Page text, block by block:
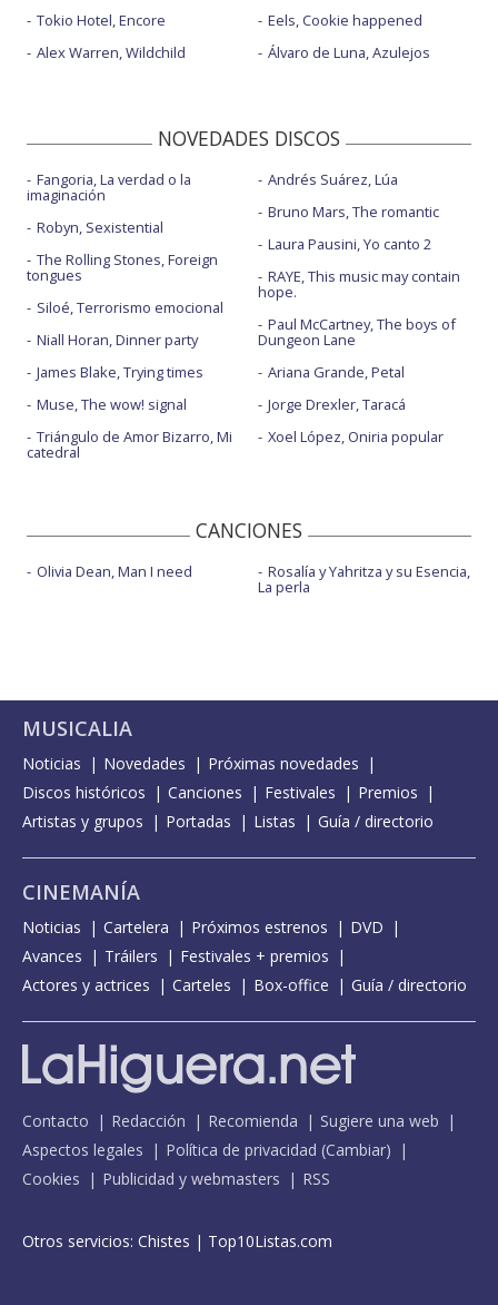
Tokio Hotel, Encore
Alex Warren, Wildchild
Eels, Cookie happened
Álvaro de Luna, Azulejos
NOVEDADES DISCOS
Fangoria, La verdad o la
imaginación
Robyn, Sexistential
The Rolling Stones, Foreign
tongues
Siloé, Terrorismo emocional
Niall Horan, Dinner party
James Blake, Trying times
Muse, The wow! signal
Triángulo de Amor Bizarro, Mi
catedral
Andrés Suárez, Lúa
Bruno Mars, The romantic
Laura Pausini, Yo canto 2
RAYE, This music may contain
hope.
Paul McCartney, The boys of
Dungeon Lane
Ariana Grande, Petal
Jorge Drexler, Taracá
Xoel López, Oniria popular
CANCIONES
Olivia Dean, Man I need Rosalía y Yahritza y su Esencia,
La perla
MUSICALIA
Noticias Novedades
Próximas novedades
Discos históricos
Canciones Festivales
Premios
Artistas y grupos
Portadas Listas Guía / directorio
CINEMANÍA
Noticias Cartelera Próximos estrenos
DVD
Avances
Tráilers
Festivales + premios
Actores y actrices
Carteles Box-office Guía / directorio
Contacto Redacción Recomienda
Sugiere una web
Aspectos legales
Política de privacidad (Cambiar)
Cookies
Publicidad y webmasters RSS
Otros servicios: Chistes | Top10Listas.com